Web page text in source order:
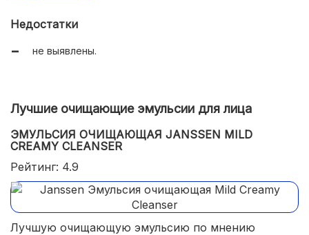
Недостатки
не выявлены.
Лучшие очищающие эмульсии для лица
ЭМУЛЬСИЯ ОЧИЩАЮЩАЯ JANSSEN MILD
CREAMY CLEANSER
Рейтинг: 4.9
Лучшую очищающую эмульсию по мнению